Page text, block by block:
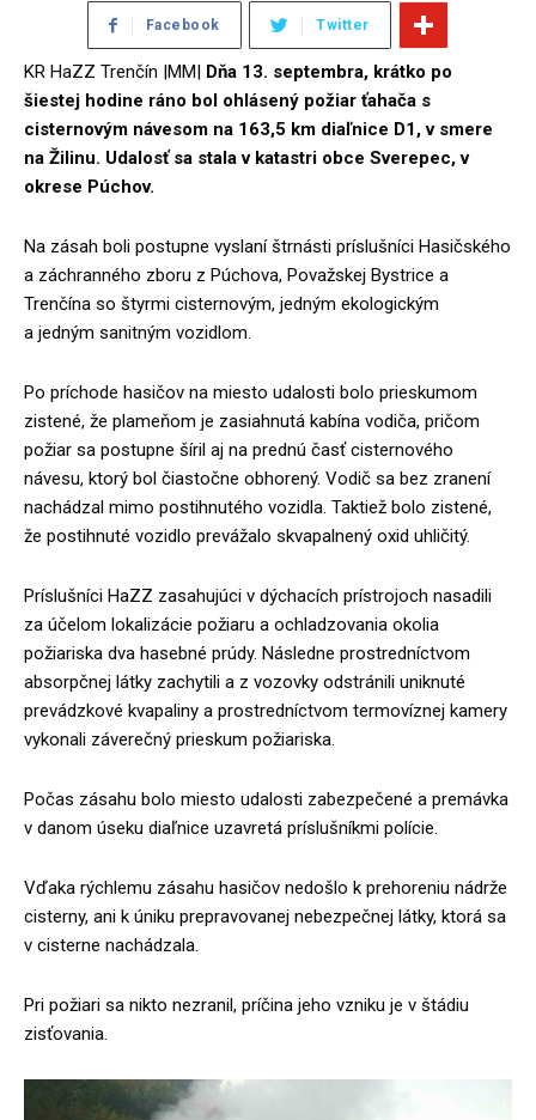
Facebook Twitter
KR HaZZ Trenčín |MM| Dňa 13. septembra, krátko po
šiestej hodine ráno bol ohlásený požiar ťahača s
cisternovým návesom na 163,5 km diaľnice D1, v smere
na Žilinu. Udalosť sa stala v katastri obce Sverepec, v
okrese Púchov.
Na zásah boli postupne vyslaní štrnásti príslušníci Hasičského
a záchranného zboru z Púchova, Považskej Bystrice a
Trenčína so štyrmi cisternovým, jedným ekologickým
a jedným sanitným vozidlom.
Po príchode hasičov na miesto udalosti bolo prieskumom
zistené, že plameňom je zasiahnutá kabína vodiča, pričom
požiar sa postupne šíril aj na prednú časť cisternového
návesu, ktorý bol čiastočne obhorený. Vodič sa bez zranení
nachádzal mimo postihnutého vozidla. Taktiež bolo zistené,
že postihnuté vozidlo prevážalo skvapalnený oxid uhličitý.
Príslušníci HaZZ zasahujúci v dýchacích prístrojoch nasadili
za účelom lokalizácie požiaru a ochladzovania okolia
požiariska dva hasebné prúdy. Následne prostredníctvom
absorpčnej látky zachytili a z vozovky odstránili uniknuté
prevádzkové kvapaliny a prostredníctvom termovíznej kamery
vykonali záverečný prieskum požiariska.
Počas zásahu bolo miesto udalosti zabezpečené a premávka
v danom úseku diaľnice uzavretá príslušníkmi polície.
Vďaka rýchlemu zásahu hasičov nedošlo k prehoreniu nádrže
cisterny, ani k úniku prepravovanej nebezpečnej látky, ktorá sa
v cisterne nachádzala.
Pri požiari sa nikto nezranil, príčina jeho vzniku je v štádiu
zisťovania.